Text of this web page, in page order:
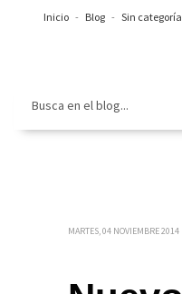
Inicio Blog Sin categoría
Busca en el blog...
MARTES, 04 NOVIEMBRE 2014